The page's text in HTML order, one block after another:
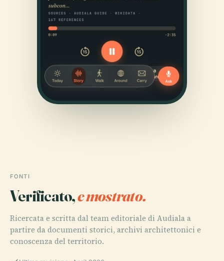
FONTI
Verificato,e mostrato.
Ricercata e scritta dal team editoriale di Audiala a
partire da documenti storici, archivi architettonici e
conoscenza del territorio.